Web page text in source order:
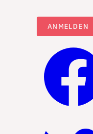
ANMELDEN